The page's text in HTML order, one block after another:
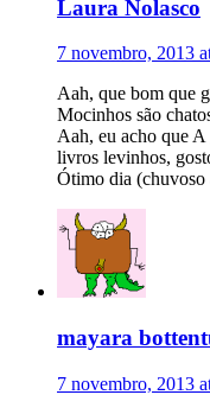
Laura Nolasco
7 novembro, 2013
Aah, que bom que
Mocinhos são
Aah, eu acho que A
livros levinhos,
Ótimo dia
mayara
7 novembro, 2013